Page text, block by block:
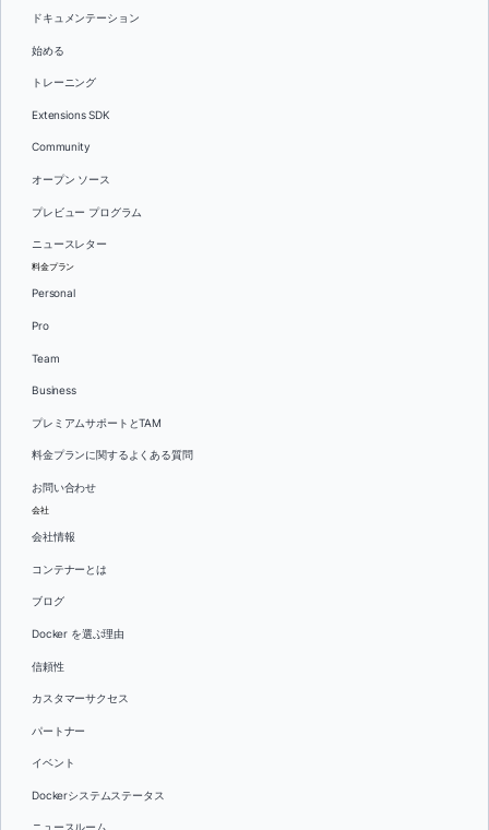
ドキュメンテーション
始める
トレーニング
Extensions SDK
Community
オープン ソース
プレビュー プログラム
ニュースレター
料金プラン
Personal
Pro
Team
Business
プレミアムサポートとTAM
料金プランに関するよくある質問
お問い合わせ
会社
会社情報
コンテナーとは
ブログ
Docker を選ぶ理由
信頼性
カスタマーサクセス
パートナー
イベント
Dockerシステムステータス